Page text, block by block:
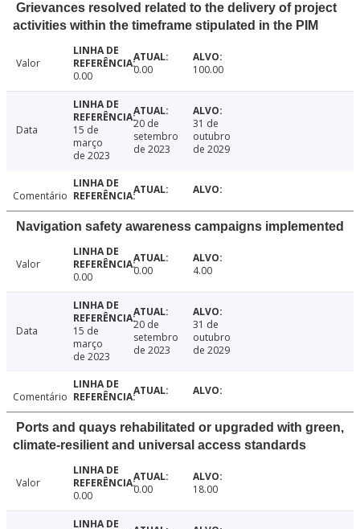
Grievances resolved related to the delivery of project
activities within the timeframe stipulated in the PIM
Valor
0.00
0.00 100.00
Data
15 de
março
de 2023
20 de
setembro
de 2023
31 de
outubro
de 2029
Comentário
Navigation safety awareness campaigns implemented
Valor
0.00
0.00 4.00
Data
15 de
março
de 2023
20 de
setembro
de 2023
31 de
outubro
de 2029
Comentário
Ports and quays rehabilitated or upgraded with green,
climate-resilient and universal access standards
Valor
0.00
0.00 18.00